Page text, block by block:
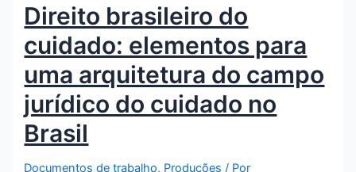
Direito brasileiro do
cuidado: elementos para
uma arquitetura do campo
jurídico do cuidado no
Brasil
Documentos de trabalho, Produções / Por